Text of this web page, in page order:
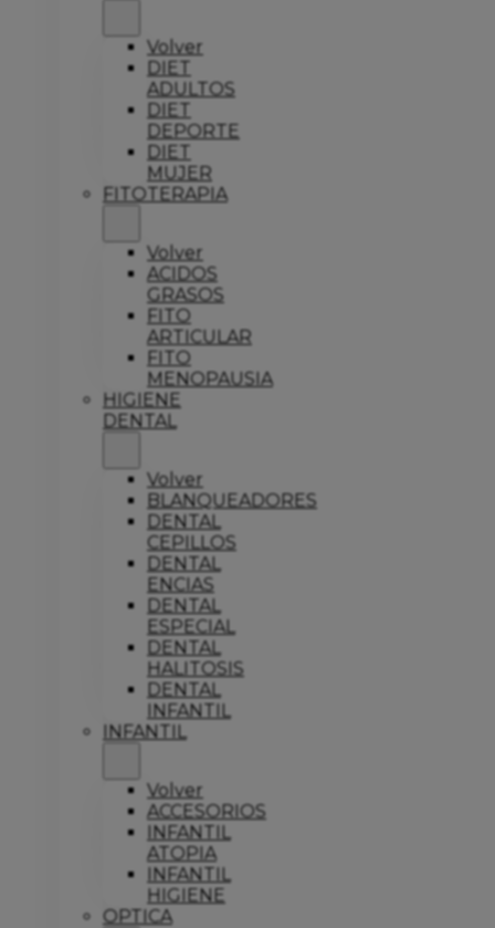
Volver
DIET
ADULTOS
DIET
DEPORTE
DIET
MUJER
FITOTERAPIA
Volver
ACIDOS
GRASOS
FITO
ARTICULAR
FITO
MENOPAUSIA
HIGIENE
DENTAL
Volver
BLANQUEADORES
DENTAL
CEPILLOS
DENTAL
ENCIAS
DENTAL
ESPECIAL
DENTAL
HALITOSIS
DENTAL
INFANTIL
INFANTIL
Volver
ACCESORIOS
INFANTIL
ATOPIA
INFANTIL
HIGIENE
OPTICA